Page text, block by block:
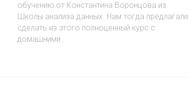
обучению от Константина Воронцова из
Школы анализа данных. Нам тогда предлагали
сделать из этого полноценный курс с
домашними...